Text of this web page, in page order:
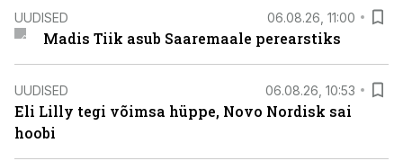
UUDISED 06.08.26, 11:00
Madis Tiik asub Saaremaale perearstiks
UUDISED 06.08.26, 10:53
Eli Lilly tegi võimsa hüppe, Novo Nordisk sai
hoobi